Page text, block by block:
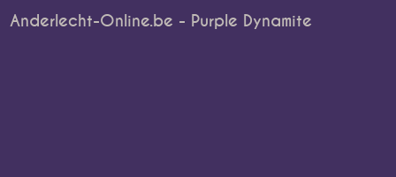
Anderlecht-Online.be - Purple Dynamite